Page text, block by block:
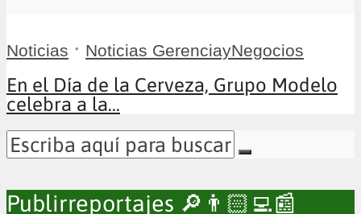
Noticias • Noticias GerenciayNegocios
En el Día de la Cerveza, Grupo Modelo
celebra a la...
Publirreportajes 🔎👨🏻‍💻📰